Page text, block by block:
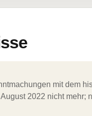
mit dem
2022 nicht mehr;